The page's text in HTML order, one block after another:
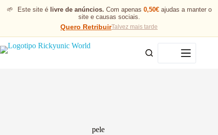
🌱 Este site é livre de anúncios. Com apenas 0,50€ajudas a manter o
site e causas sociais.
Quero RetribuirTalvez mais tarde
Menu
pele